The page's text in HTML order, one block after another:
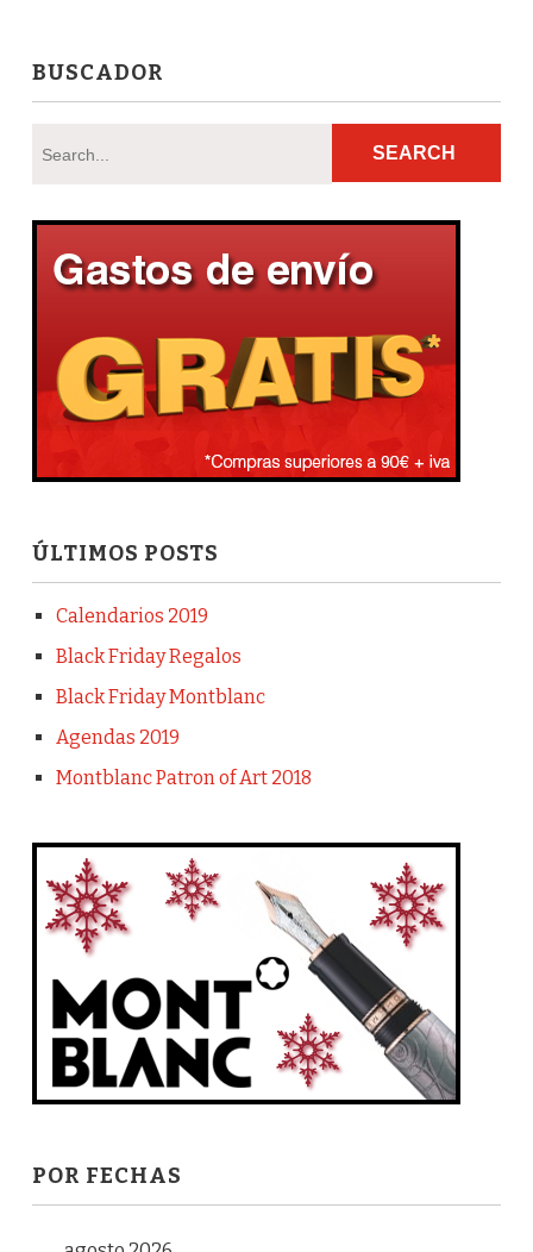
BUSCADOR
ÚLTIMOS POSTS
Calendarios 2019
Black Friday Regalos
Black Friday Montblanc
Agendas 2019
Montblanc Patron of Art 2018
POR FECHAS